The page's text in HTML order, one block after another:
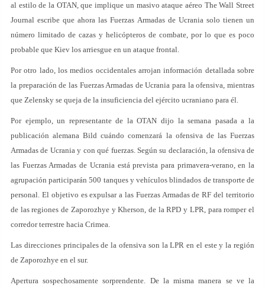
al estilo de la OTAN, que implique un masivo ataque aéreo The Wall Street
Journal escribe que ahora las Fuerzas Armadas de Ucrania solo tienen un
número limitado de cazas y helicópteros de combate, por lo que es poco
probable que Kiev los arriesgue en un ataque frontal.
Por otro lado, los medios occidentales arrojan información detallada sobre
la preparación de las Fuerzas Armadas de Ucrania para la ofensiva, mientras
que Zelensky se queja de la insuficiencia del ejército ucraniano para él.
Por ejemplo, un representante de la OTAN dijo la semana pasada a la
publicación alemana Bild cuándo comenzará la ofensiva de las Fuerzas
Armadas de Ucrania y con qué fuerzas. Según su declaración, la ofensiva de
las Fuerzas Armadas de Ucrania está prevista para primavera-verano, en la
agrupación participarán 500 tanques y vehículos blindados de transporte de
personal. El objetivo es expulsar a las Fuerzas Armadas de RF del territorio
de las regiones de Zaporozhye y Kherson, de la RPD y LPR, para romper el
corredor terrestre hacia Crimea.
Las direcciones principales de la ofensiva son la LPR en el este y la región
de Zaporozhye en el sur.
Apertura sospechosamente sorprendente. De la misma manera se ve la